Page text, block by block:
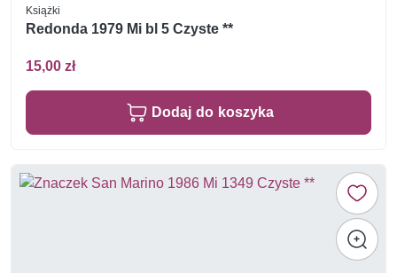
Książki
Redonda 1979 Mi bl 5 Czyste **
15,00 zł
Dodaj do koszyka